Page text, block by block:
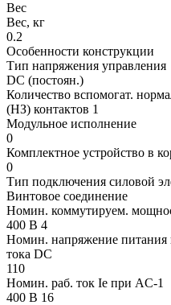
Вес
Вес, кг
0.2
Особенности конструкции
Тип напряжения управления
DC (постоян.)
Количество вспомогат.
(НЗ) контактов 1
Модульное исполнение
0
Комплектное устройство в
0
Тип подключения силовой
Винтовое соединение
Номин. коммутируем.
400 В 4
Номин. напряжение питания
тока DC
110
Номин. раб. ток Ie при AC-1
400 В 16